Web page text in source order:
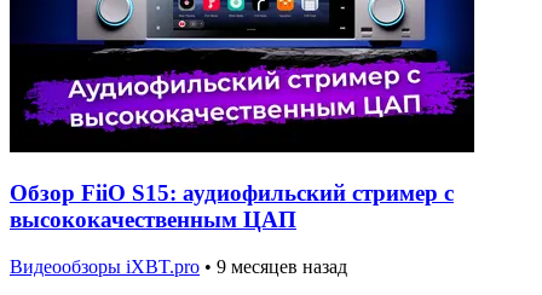
Обзор FiiO S15: аудиофильский стример с
высококачественным ЦАП
Видеообзоры iXBT.pro • 9 месяцев назад